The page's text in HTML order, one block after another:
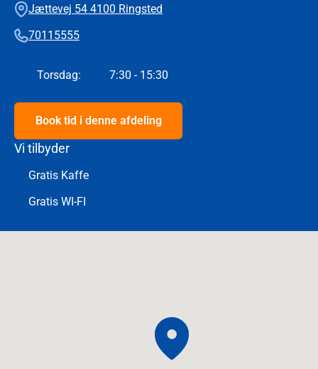
Jættevej 54 4100 Ringsted
70115555
Torsdag: 7:30 - 15:30
Book tid i denne afdeling
Vi tilbyder
Gratis Kaffe
Gratis WI-FI